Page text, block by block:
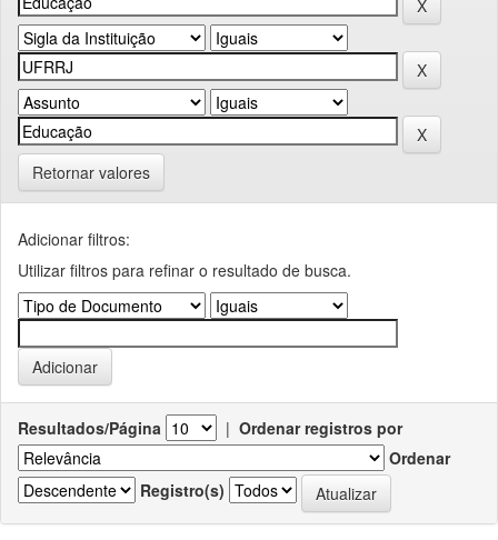
Retornar valores
Adicionar filtros:
Utilizar filtros para refinar o resultado de busca.
Resultados/Página | Ordenar registros por
Ordenar
Registro(s)